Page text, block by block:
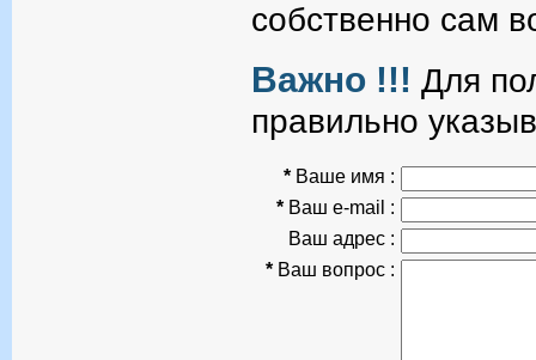
собственно сам
Важно !!! Для
правильно
* Ваше имя :
* Ваш e-mail :
Ваш адрес :
* Ваш вопрос :